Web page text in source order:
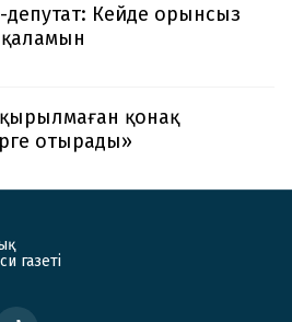
депутат: Кейде орынсыз
қаламын
қонақ
отырады»
газеті